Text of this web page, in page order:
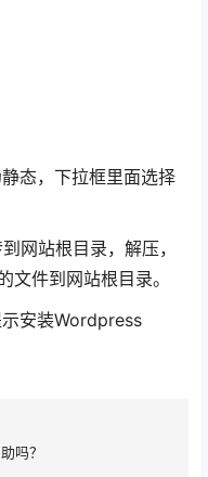
态，下拉框里面选择
网站根目录，解压，
件到网站根目录。
安装Wordpress
吗？